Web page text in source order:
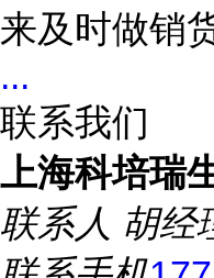
来及时做销
...
联系我们
上海科培瑞
联系人 胡经